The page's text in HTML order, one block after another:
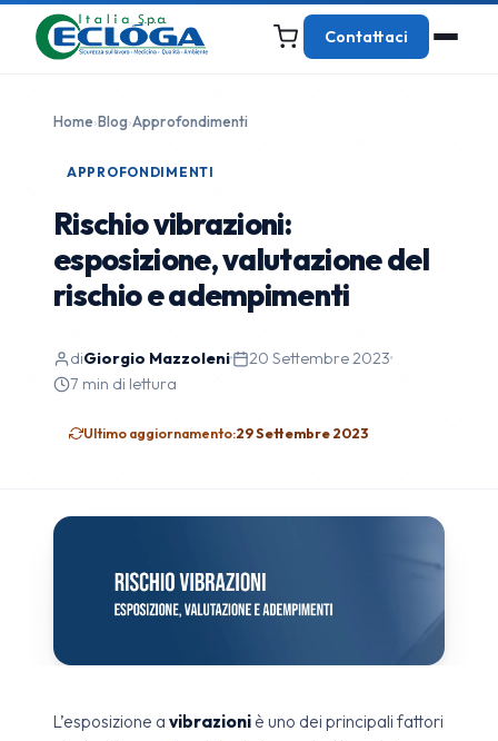
Contattaci
Home›Blog›Approfondimenti
APPROFONDIMENTI
Rischio vibrazioni:
esposizione, valutazione del
rischio e adempimenti
diGiorgio Mazzoleni· 20 Settembre 2023·
7 min di lettura
Ultimo aggiornamento:29 Settembre 2023
L’esposizione a vibrazioni è uno dei principali fattori